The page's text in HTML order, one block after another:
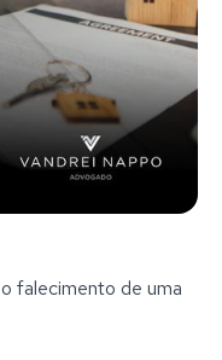
falecimento de uma